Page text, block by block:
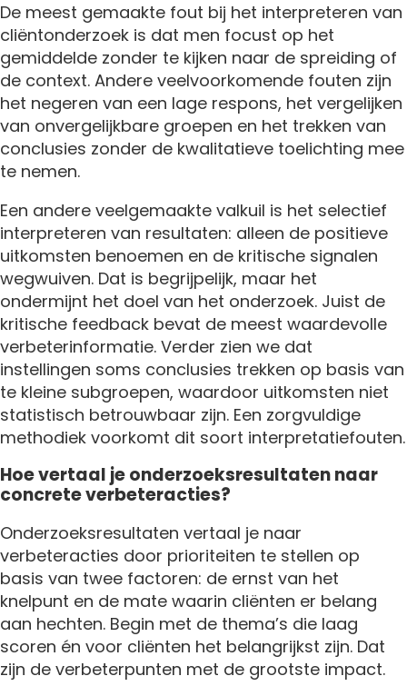
De meest gemaakte fout bij het interpreteren van
cliëntonderzoek is dat men focust op het
gemiddelde zonder te kijken naar de spreiding of
de context. Andere veelvoorkomende fouten zijn
het negeren van een lage respons, het vergelijken
van onvergelijkbare groepen en het trekken van
conclusies zonder de kwalitatieve toelichting mee
te nemen.
Een andere veelgemaakte valkuil is het selectief
interpreteren van resultaten: alleen de positieve
uitkomsten benoemen en de kritische signalen
wegwuiven. Dat is begrijpelijk, maar het
ondermijnt het doel van het onderzoek. Juist de
kritische feedback bevat de meest waardevolle
verbeterinformatie. Verder zien we dat
instellingen soms conclusies trekken op basis van
te kleine subgroepen, waardoor uitkomsten niet
statistisch betrouwbaar zijn. Een zorgvuldige
methodiek voorkomt dit soort interpretatiefouten.
Hoe vertaal je onderzoeksresultaten naar
concrete verbeteracties?
Onderzoeksresultaten vertaal je naar
verbeteracties door prioriteiten te stellen op
basis van twee factoren: de ernst van het
knelpunt en de mate waarin cliënten er belang
aan hechten. Begin met de thema’s die laag
scoren én voor cliënten het belangrijkst zijn. Dat
zijn de verbeterpunten met de grootste impact.